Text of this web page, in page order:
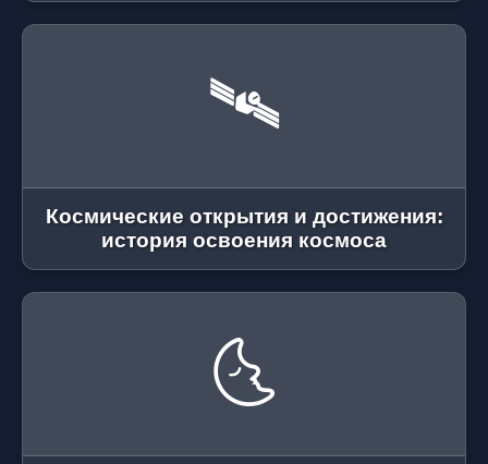
🛰
Космические открытия и достижения:
история освоения космоса
🌜